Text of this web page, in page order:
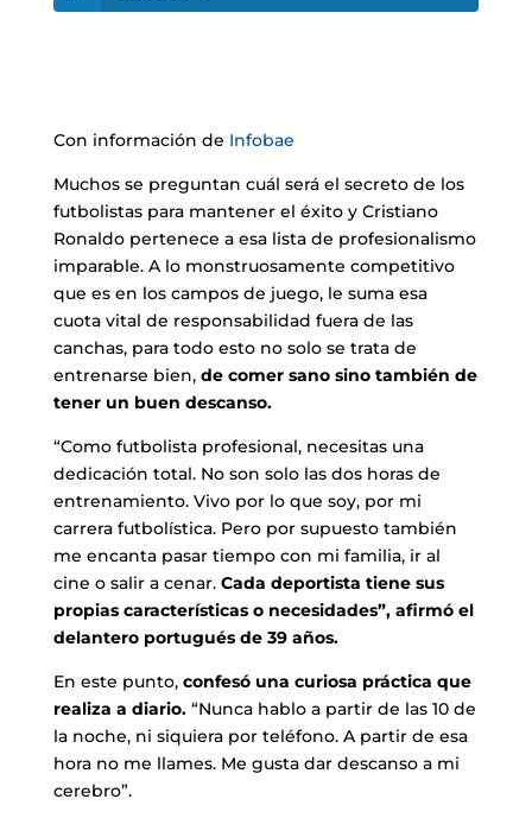
Con información de Infobae
Muchos se preguntan cuál será el secreto de los
futbolistas para mantener el éxito y Cristiano
Ronaldo pertenece a esa lista de profesionalismo
imparable. A lo monstruosamente competitivo
que es en los campos de juego, le suma esa
cuota vital de responsabilidad fuera de las
canchas, para todo esto no solo se trata de
entrenarse bien,de comer sano sino también de
tener un buen descanso.
“Como futbolista profesional, necesitas una
dedicación total. No son solo las dos horas de
entrenamiento. Vivo por lo que soy, por mi
carrera futbolística. Pero por supuesto también
me encanta pasar tiempo con mi familia, ir al
cine o salir a cenar. Cada deportista tiene sus
propias características o necesidades”, afirmó el
delantero portugués de 39 años.
En este punto,confesó una curiosa práctica que
realiza a diario.“Nunca hablo a partir de las 10 de
la noche, ni siquiera por teléfono. A partir de esa
hora no me llames. Me gusta dar descanso a mi
cerebro”.